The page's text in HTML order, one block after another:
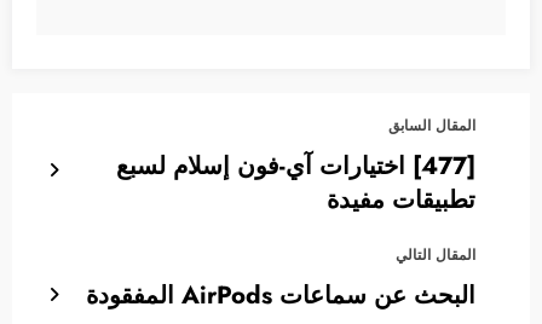
المقال السابق
[477] اختيارات آي-فون إسلام لسبع
تطبيقات مفيدة
المقال التالي
البحث عن سماعات AirPods المفقودة